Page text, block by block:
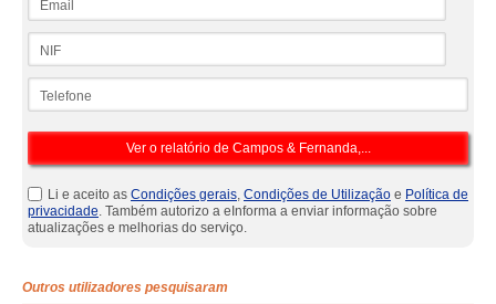
Li e aceito as Condições gerais, Condições de Utilização e Política de
privacidade. Também autorizo a eInforma a enviar informação sobre
atualizações e melhorias do serviço.
Outros utilizadores pesquisaram